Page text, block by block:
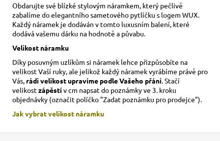
Obdarujte své blízké stylovým náramkem, který pečlivě
zabalíme do elegantního sametového pytlíčku s logem WUX.
Každý náramek je dodáván v tomto luxusním balení, které
dodává vašemu dárku na hodnotě a půvabu.
Velikost náramku
Díky posuvným uzlíkům si náramek lehce přizpůsobíte na
velikost Vaší ruky, ale jelikož každý náramek vyrábíme právě pro
Vás, rádi velikost upravíme podle Vašeho přání . Stačí
velikostzápěstív cm napsat do poznámky ve 3. kroku
objednávky (označit políčko "Zadat poznámku pro prodejce").
Jak vybrat velikost náramku